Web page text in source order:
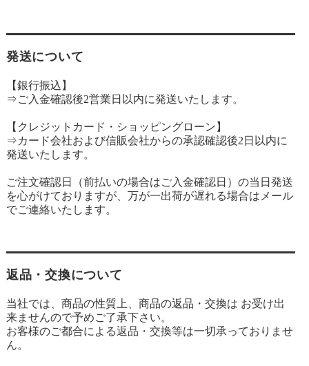
発送について
【銀行振込】
⇒ご入金確認後2営業日以内に発送いたします。
【クレジットカード・ショッピングローン】
⇒カード会社および信販会社からの承認確認後2日以内に
発送いたします。
ご注文確認日（前払いの場合はご入金確認日）の当日発送
を心がけておりますが、万が一出荷が遅れる場合はメール
でご連絡いたします。
返品・交換について
当社では、商品の性質上、商品の返品・交換は お受け出
来ませんので予めご了承下さい。
お客様のご都合による返品・交換等は一切承っておりませ
ん。